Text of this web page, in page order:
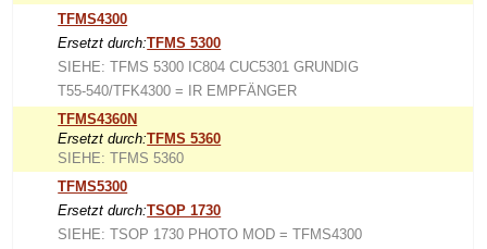
TFMS4300
Ersetzt durch:TFMS 5300
SIEHE: TFMS 5300 IC804 CUC5301 GRUNDIG
T55-540/TFK4300 = IR EMPFÄNGER
TFMS4360N
Ersetzt durch:TFMS 5360
SIEHE: TFMS 5360
TFMS5300
Ersetzt durch:TSOP 1730
SIEHE: TSOP 1730 PHOTO MOD = TFMS4300